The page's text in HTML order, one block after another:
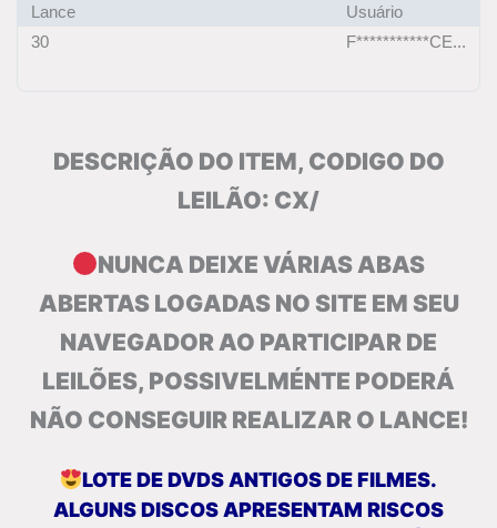
Lance
Usuário
30
F***********CE...
DESCRIÇÃO DO ITEM, CODIGO DO
LEILÃO: CX/
NUNCA DEIXE VÁRIAS ABAS
ABERTAS LOGADAS NO SITE EM SEU
NAVEGADOR AO PARTICIPAR DE
LEILÕES, POSSIVELMÉNTE PODERÁ
NÃO CONSEGUIR REALIZAR O LANCE!
LOTE DE DVDS ANTIGOS DE FILMES.
ALGUNS DISCOS APRESENTAM RISCOS